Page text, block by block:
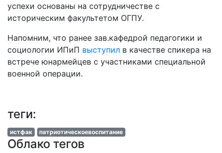
успехи основаны на сотрудничестве с
историческим факультетом ОГПУ.
Напомним, что ранее зав.кафедрой педагогики и
социологии ИПиП выступил в качестве спикера на
встрече юнармейцев с участниками специальной
военной операции.
теги:
истфак патриотическоевоспитание
Облако тегов